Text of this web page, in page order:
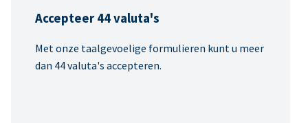
Accepteer 44 valuta's
Met onze taalgevoelige formulieren kunt u meer
dan 44 valuta's accepteren.